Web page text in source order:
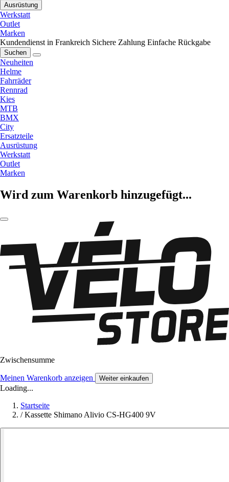
Ausrüstung
Werkstatt
Outlet
Marken
Kundendienst in Frankreich Sichere Zahlung Einfache Rückgabe
Suchen
Neuheiten
Helme
Fahrräder
Rennrad
Kies
MTB
BMX
City
Ersatzteile
Ausrüstung
Werkstatt
Outlet
Marken
Wird zum Warenkorb hinzugefügt...
Zwischensumme
Meinen Warenkorb anzeigen Weiter einkaufen
Loading...
Startseite
/ Kassette Shimano Alivio CS-HG400 9V